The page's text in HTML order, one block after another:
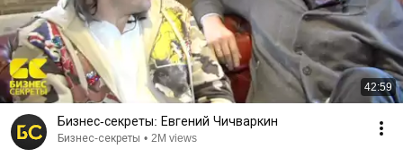
42:59
Бизнес-секреты: Евгений Чичваркин
Бизнес-секреты • 2M views